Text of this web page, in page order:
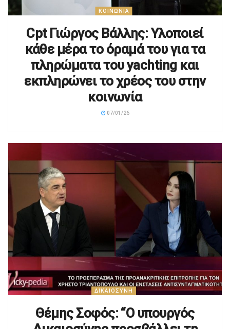
Cpt Γιώργος Βάλλης: Υλοποιεί
κάθε μέρα το όραμά του για τα
πληρώματα του yachting και
εκπληρώνει το χρέος του στην
κοινωνία
07/01/26
ΔΙΚΑΙΟΣΎΝΗ
Θέμης Σοφός: “Ο υπουργός
Δικαιοσύνης προσβάλλει τη
Δικαιοσύνη” (video)